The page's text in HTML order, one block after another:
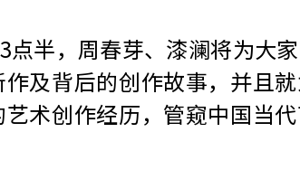
半，周春芽、漆澜将为大
及背后的创作故事，并且
术创作经历，管窥中国当